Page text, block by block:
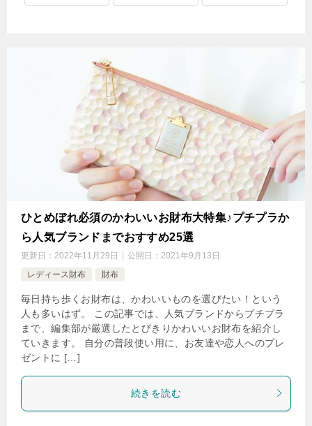
ひとめぼれ必須のかわいいお財布大特集♪プチプラか
ら人気ブランドまでおすすめ25選
更新日： 2022年11月29日 公開日： 2021年9月13日
レディース財布
財布
毎日持ち歩くお財布は、かわいいものを選びたい！という
人も多いはず。 この記事では、人気ブランドからプチプラ
まで、編集部が厳選したとびきりかわいいお財布を紹介し
ていきます。 自分の普段使い用に、お友達や恋人へのプレ
ゼントに […]
続きを読む